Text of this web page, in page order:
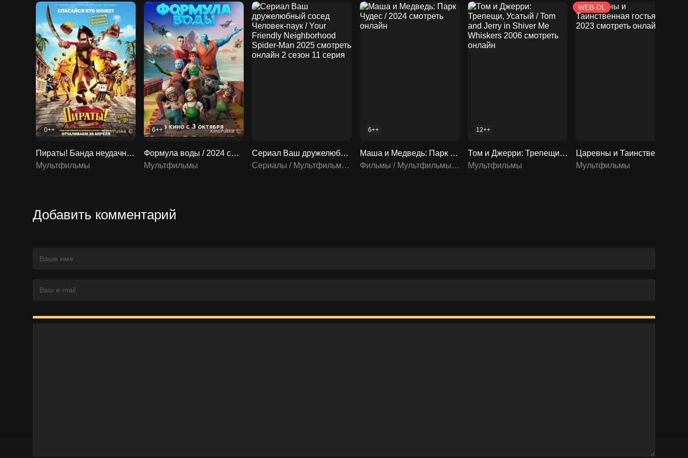
0++
Пираты! Банда неудачников / The Pirates! Band of Misfits 2012 смотреть онлайн
Мультфильмы
6++
Формула воды / 2024 смотреть онлайн
Мультфильмы
Сериал Ваш дружелюбный сосед Человек-паук / Your Friendly Neighborhood Spider-Man 2025 смотреть онлайн 2 сезон 11 серия
Сериалы / Мультфильмы / Мультсериалы
6++
Маша и Медведь: Парк Чудес / 2024 смотреть онлайн
Фильмы / Мультфильмы / Мультсериалы
12++
Том и Джерри: Трепещи, Усатый / Tom and Jerry in Shiver Me Whiskers 2006 смотреть онлайн
Мультфильмы
WEB-DL
Мультфильмы
Добавить комментарий